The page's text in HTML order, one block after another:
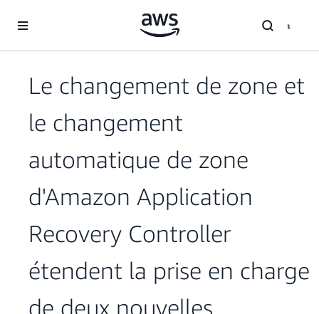
Le changement de zone et
le changement
automatique de zone
d'Amazon Application
Recovery Controller
étendent la prise en charge
de deux nouvelles